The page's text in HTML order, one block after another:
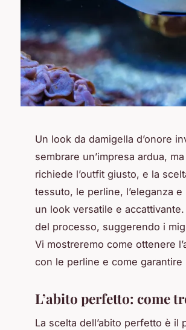
Un look da damigella d’onore
sembrare un’impresa ardua,
richiede l’outfit giusto, e la
tessuto, le perline, l’eleganza
un look versatile e
del processo, suggerendo i
Vi mostreremo come ottenere
con le perline e come garantire
L’abito perfetto: come
La scelta dell’abito perfetto è